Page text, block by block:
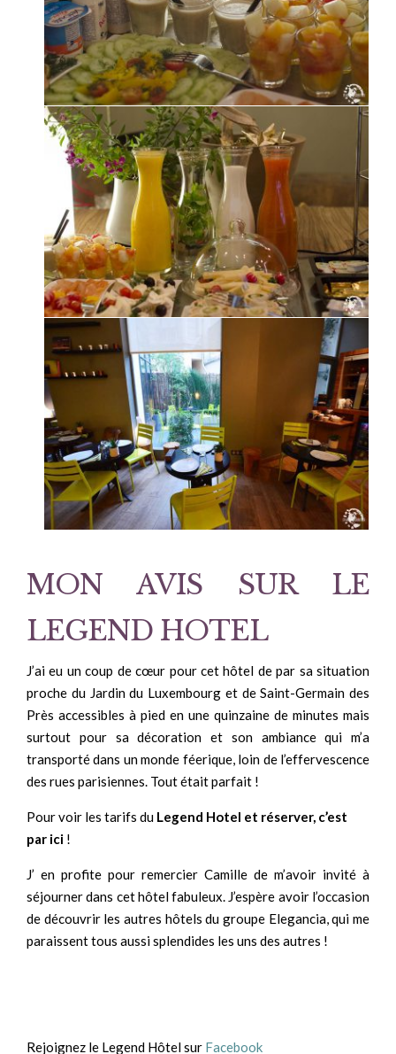
MON AVIS SUR LE
LEGEND HOTEL
J’ai eu un coup de cœur pour cet hôtel de par sa situation
proche du Jardin du Luxembourg et de Saint-Germain des
Près accessibles à pied en une quinzaine de minutes mais
surtout pour sa décoration et son ambiance qui m’a
transporté dans un monde féerique, loin de l’effervescence
des rues parisiennes. Tout était parfait !
Pour voir les tarifs du Legend Hotel et réserver, c’est
par ici !
J’ en profite pour remercier Camille de m’avoir invité à
séjourner dans cet hôtel fabuleux. J’espère avoir l’occasion
de découvrir les autres hôtels du groupe Elegancia, qui me
paraissent tous aussi splendides les uns des autres !
Rejoignez le Legend Hôtel sur Facebook